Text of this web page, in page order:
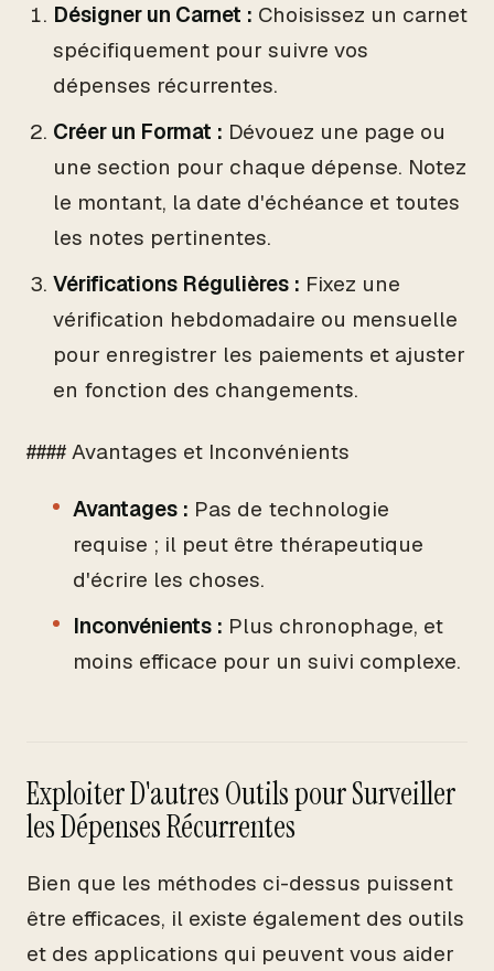
Désigner un Carnet : Choisissez un carnet
spécifiquement pour suivre vos
dépenses récurrentes.
Créer un Format : Dévouez une page ou
une section pour chaque dépense. Notez
le montant, la date d'échéance et toutes
les notes pertinentes.
Vérifications Régulières : Fixez une
vérification hebdomadaire ou mensuelle
pour enregistrer les paiements et ajuster
en fonction des changements.
#### Avantages et Inconvénients
Avantages : Pas de technologie
requise ; il peut être thérapeutique
d'écrire les choses.
Inconvénients : Plus chronophage, et
moins efficace pour un suivi complexe.
Exploiter D'autres Outils pour Surveiller
les Dépenses Récurrentes
Bien que les méthodes ci-dessus puissent
être efficaces, il existe également des outils
et des applications qui peuvent vous aider